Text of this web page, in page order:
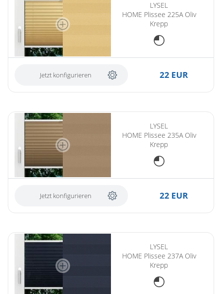
LYSEL
HOME Plissee 225A Oliv
Krepp
Jetzt konfigurieren 22 EUR
LYSEL
HOME Plissee 235A Oliv
Krepp
Jetzt konfigurieren 22 EUR
LYSEL
HOME Plissee 237A Oliv
Krepp